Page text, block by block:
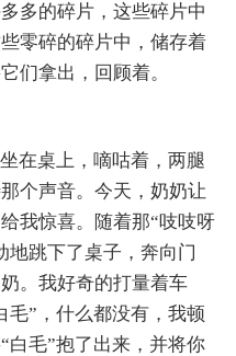
多的碎片，这些碎片中
零碎的碎片中，储存着
们拿出，回顾着。
在桌上，嘀咕着，两腿
个声音。今天，奶奶让
我惊喜。随着那“吱吱呀
地跳下了桌子，奔向门
。我好奇的打量着车
毛”，什么都没有，我顿
白毛”抱了出来，并将你